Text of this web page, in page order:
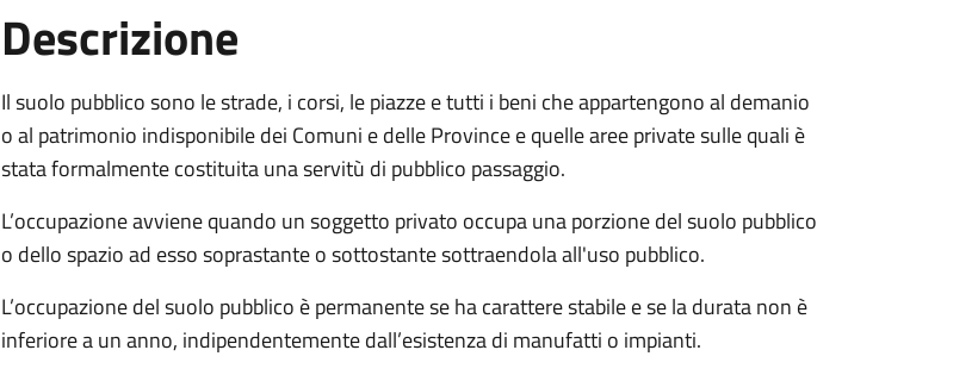
Descrizione
Il suolo pubblico sono le strade, i corsi, le piazze e tutti i beni che appartengono al demanio
o al patrimonio indisponibile dei Comuni e delle Province e quelle aree private sulle quali è
stata formalmente costituita una servitù di pubblico passaggio.
L’occupazione avviene quando un soggetto privato occupa una porzione del suolo pubblico
o dello spazio ad esso soprastante o sottostante sottraendola all'uso pubblico.
L’occupazione del suolo pubblico è permanente se ha carattere stabile e se la durata non è
inferiore a un anno, indipendentemente dall’esistenza di manufatti o impianti.